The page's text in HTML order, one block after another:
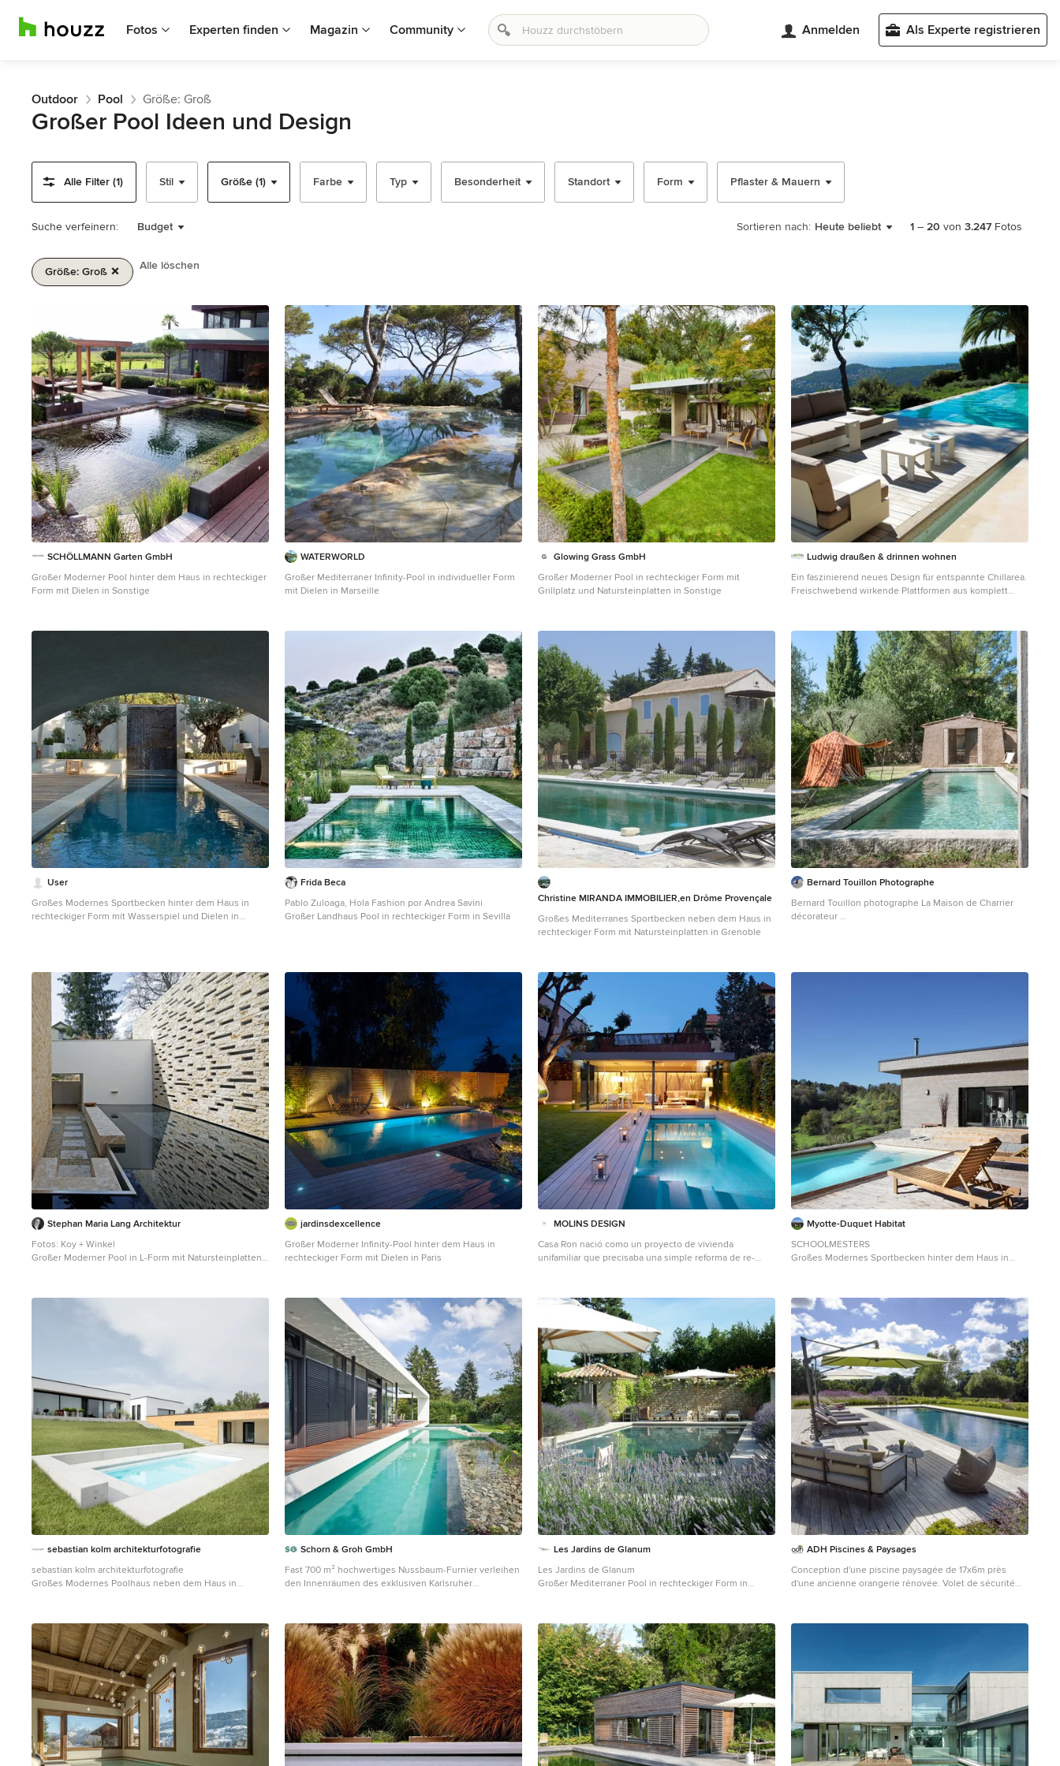
Fotos Experten finden Magazin Community Anmelden Als Experte registrieren
Outdoor Pool Größe: Groß
Großer Pool Ideen und Design
Alle Filter (1) Stil Größe (1) Farbe Typ Besonderheit Standort Form Pflaster & Mauern
Suche verfeinern: Budget Sortieren nach: Heute beliebt 1 – 20 von 3.247 Fotos
Größe: Groß Alle löschen
SCHÖLLMANN Garten GmbH
Großer Moderner Pool hinter dem Haus in rechteckiger
Form mit Dielen in Sonstige
WATERWORLD
Großer Mediterraner Infinity-Pool in individueller Form
mit Dielen in Marseille
Glowing Grass GmbH
Großer Moderner Pool in rechteckiger Form mit
Grillplatz und Natursteinplatten in Sonstige
Ludwig draußen & drinnen wohnen
Ein faszinierend neues Design für entspannte Chillarea.
Freischwebend wirkende Plattformen aus komplett
wirkenden Materialmix. Individuell kombinierbar durch
ein Baukastensystem. Kissen in vielen Designs auch in
wetterfester Variante erhältlich. Das ist Chillen auf ganz
hohem Niveau!
User
Großes Modernes Sportbecken hinter dem Haus in
rechteckiger Form mit Wasserspiel und Dielen in
Frida Beca
Pablo Zuloaga, Hola Fashion por Andrea Savini
Großer Landhaus Pool in rechteckiger Form in Sevilla
Christine MIRANDA IMMOBILIER,en Drôme Provençale
Großes Mediterranes Sportbecken neben dem Haus in
rechteckiger Form mit Natursteinplatten in Grenoble
Bernard Touillon Photographe
Bernard Touillon photographe La Maison de Charrier
décorateur
Stephan Maria Lang Architektur
Fotos: Koy + Winkel
Großer Moderner Pool in L-Form mit Natursteinplatten
jardinsdexcellence
Großer Moderner Infinity-Pool hinter dem Haus in
rechteckiger Form mit Dielen in Paris
MOLINS DESIGN
Casa Ron nació como un proyecto de vivienda
unifamiliar que precisaba una simple reforma de re-
de interiorismo y decoración, tanto exterior como
centro de la ciudad de Barcelona, adquiere un diseño
de interiores totalmente acomodado y acondicionado a
los nuevos tiempos. Asimismo, se convierte en uno de
los proyectos de arquitectura más osados para Molins
Design, tanto por el interiorismo adoptado, así como
por la decoración escogida.
Myotte-Duquet Habitat
SCHOOLMESTERS
Großes Modernes Sportbecken hinter dem Haus in
sebastian kolm architekturfotografie
sebastian kolm architekturfotografie
Großes Modernes Poolhaus neben dem Haus in
Schorn & Groh GmbH
Fast 700 m² hochwertiges Nussbaum-Furnier verleihen
den Innenräumen des exklusiven Karlsruher
Schreiner Martin Fuchs gemeinsam das Furnierlager in
Karlsruhe, um einen passenden Stamm nach ihren
Vorstellungen auszusuchen. Sie entschieden sich für
einen Nussbaumstamm mit sehr guter
Innenausbauqualität. Der Stamm überzeugte mit einer
sehr geraden, gleichmäßigen Struktur, ohne Äste und
Verwachsungen. Die Furniere sind mindestens 2,60m
lang, der Bildaufbau wirkt schlank und die Pakete haben
eine einheitliche dunkelbraune Farbe. Eine besondere
Herausforderung bei der Verarbeitung des Nussbaum-
Stammes stellte der Küchenhochschrank mit einer
Les Jardins de Glanum
Les Jardins de Glanum
Großer Mediterraner Pool in rechteckiger Form in
ADH Piscines & Paysages
Conception d'une piscine paysagée de 17x6m près
d'une ancienne orangerie rénovée. Volet de sécurité
champêtre, intégration de mobilier de jardin avec son